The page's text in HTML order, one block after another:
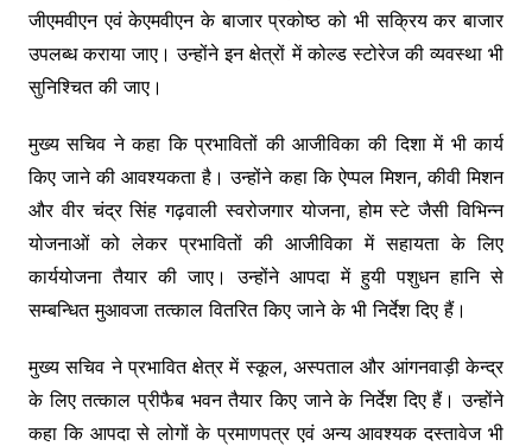
जीएमवीएन एवं केएमवीएन के बाजार प्रकोष्ठ को भी सक्रिय कर बाजार
उपलब्ध कराया जाए। उन्होंने इन क्षेत्रों में कोल्ड स्टोरेज की व्यवस्था भी
सुनिश्चित की जाए।
मुख्य सचिव ने कहा कि प्रभावितों की आजीविका की दिशा में भी कार्य
किए जाने की आवश्यकता है। उन्होंने कहा कि ऐप्पल मिशन, कीवी मिशन
और वीर चंद्र सिंह गढ़वाली स्वरोजगार योजना, होम स्टे जैसी विभिन्न
योजनाओं को लेकर प्रभावितों की आजीविका में सहायता के लिए
कार्ययोजना तैयार की जाए। उन्होंने आपदा में हुयी पशुधन हानि से
सम्बन्धित मुआवजा तत्काल वितरित किए जाने के भी निर्देश दिए हैं।
मुख्य सचिव ने प्रभावित क्षेत्र में स्कूल, अस्पताल और आंगनवाड़ी केन्द्र
के लिए तत्काल प्रीफैब भवन तैयार किए जाने के निर्देश दिए हैं। उन्होंने
कहा कि आपदा से लोगों के प्रमाणपत्र एवं अन्य आवश्यक दस्तावेज भी